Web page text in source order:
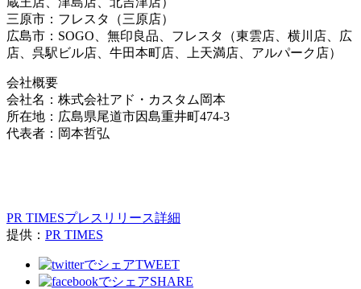
三原市：フレスタ（三原店）
広島市：SOGO、無印良品、フレスタ（東雲店、横川店、広
店、呉駅ビル店、牛田本町店、上天満店、アルパーク店）
会社概要
会社名：株式会社アド・カスタム岡本
所在地：広島県尾道市因島重井町474-3
代表者：岡本哲弘
PR TIMESプレスリリース詳細
提供： PR TIMES
TWEET
SHARE